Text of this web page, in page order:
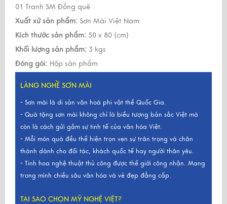
01 Tranh SM Đồng quê
Xuất xứ sản phẩm: Sơn Mài Việt Nam
Kích thước sản phẩm: 50 x 80 (cm)
Khối lượng sản phẩm: 3 kgs
Đóng gói: Hộp sản phẩm
LÀNG NGHỀ SƠN MÀI
- Sơn mài là di sản văn hoá phi vật thể Quốc Gia.
- Quà tặng sơn mài không chỉ là biểu tượng bản sắc Việt mà
còn là cách gửi gắm sự tinh tế của văn hóa Việt.
- Mỗi món quà đều thể hiện trọn vẹn sự trân trọng và chân
thành dành cho đối tác, khách quốc tế hay người thân yêu.
- Tinh hoa nghệ thuật thủ công được thế giới công nhận. Mang
trong mình chiều sâu văn hóa và vẻ đẹp đẳng cấp.
TẠI SAO CHỌN MỸ NGHỆ VIỆT?